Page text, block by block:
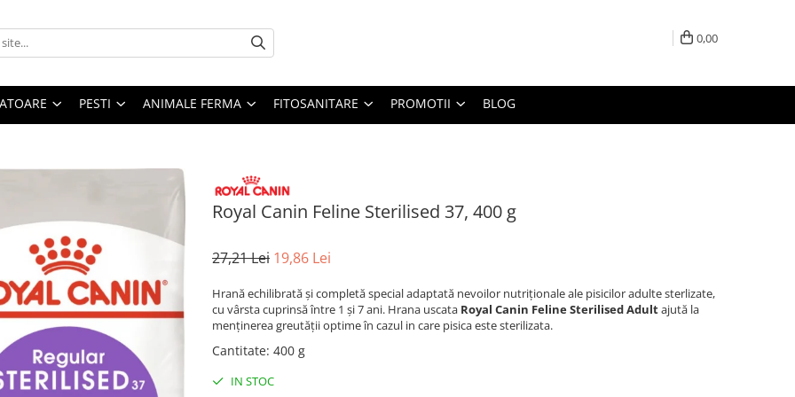
0,00
PESTI ANIMALE FERMA FITOSANITARE PROMOTII BLOG
Royal Canin Feline Sterilised 37, 400 g
27,21 Lei 19,86 Lei
Hrană echilibrată și completă special adaptată nevoilor nutriționale ale pisicilor adulte sterlizate,
cu vârsta cuprinsă între 1 și 7 ani. Hrana uscata Royal Canin Feline Sterilised Adultajută la
menținerea greutății optime în cazul in care pisica este sterilizata.
Cantitate: 400 g
IN STOC